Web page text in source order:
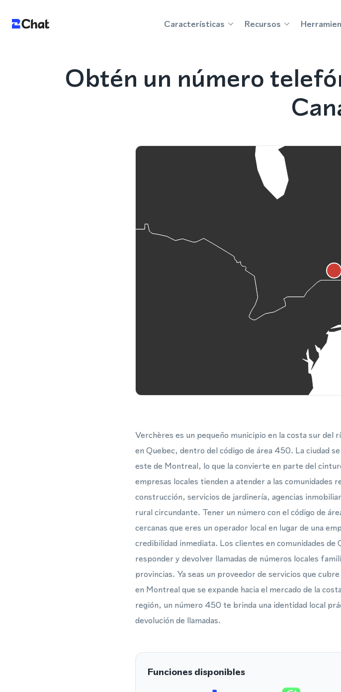
Características Recursos
Obtén un número
Verchères es un pequeño municipio en la costa sur
en Quebec, dentro del código de área 450. La ciudad
este de Montreal, lo que la convierte en parte del
empresas locales tienden a atender a las comunidades
construcción, servicios de jardinería, agencias
rural circundante. Tener un número con el código de
cercanas que eres un operador local en lugar de una
credibilidad inmediata. Los clientes en comunidades de
responder y devolver llamadas de números locales
provincias. Ya seas un proveedor de servicios que
en Montreal que se expande hacia el mercado de la
región, un número 450 te brinda una identidad local
devolución de llamadas.
Funciones disponibles